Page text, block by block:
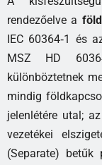
rendezőelve a
IEC 60364‑1 és
MSZ HD
különböztetnek
mindig
jelenlétére utal; az
vezetékei
(Separate)